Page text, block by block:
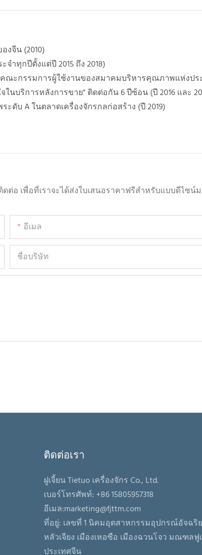
จีน (2010)
ำทุกปีตั้งแต่ปี 2015 ถึง 2018)
ณะกรรมการผู้ใช้งานของสมาคมบริหารคุณภาพแห่งปร
ริการหลังการขาย" ติดต่อกัน 6 ปีซ้อน (ปี 2016 และ
บ A ในตลาดเครื่องจักรกลก่อสร้าง (ปี 2019)
อ เพื่อที่เราจะได้ส่งใบเสนอราคาฟรีสำหรับแบบดีไซน์
อีเมล
ชื่อบริษัท
ติดต่อเรา
ฝูเจี้ยน Tietuo เครื่องจักร Co., Ltd.
เบอร์โทรศัพท์: +86 15805957318
อีเมล:marketing@fjttm.com
ที่อยู่: เลขที่ 1 นิคมอุตสาหกรรมอุปกรณ์อัจฉริ
หลัวเจียง เมืองเหอซือ เมืองฉวนโจว มณฑลฟู
ประเทศจีน